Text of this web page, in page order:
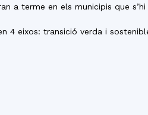
a terme en els municipis que
4 eixos: transició verda i